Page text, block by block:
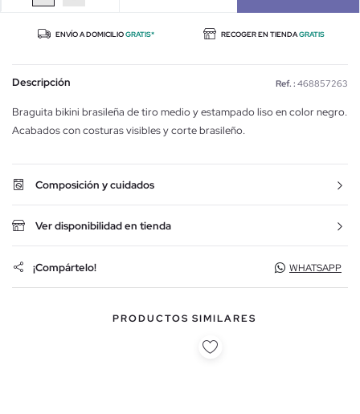
ENVÍO A DOMICILIOGRATIS* RECOGER EN TIENDAGRATIS
Descripción Ref. : 468857263
Braguita bikini brasileña de tiro medio y estampado liso en color negro.
Acabados con costuras visibles y corte brasileño.
Composición y cuidados
Ver disponibilidad en tienda
¡Compártelo! WHATSAPP
PRODUCTOS SIMILARES